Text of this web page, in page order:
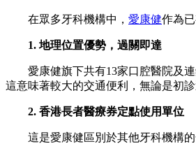
在眾多牙科機構中， 愛康健作為
1. 地理位置優勢，過關即達
愛康健旗下共有13家口腔醫院及連
這意味著較大的交通便利，無論是初
2. 香港長者醫療券定點使用單位
這是愛康健區別於其他牙科機構的